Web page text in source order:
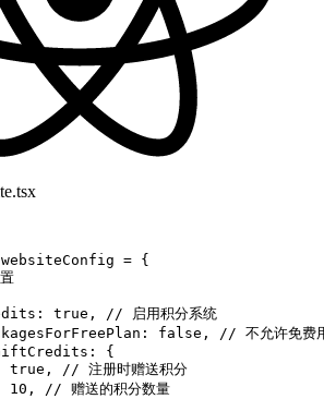
websiteConfig = {
true , // 启用积分系统
false , // 不允许免费
{
true , // 注册时赠送积分
10 , // 赠送的积分数量